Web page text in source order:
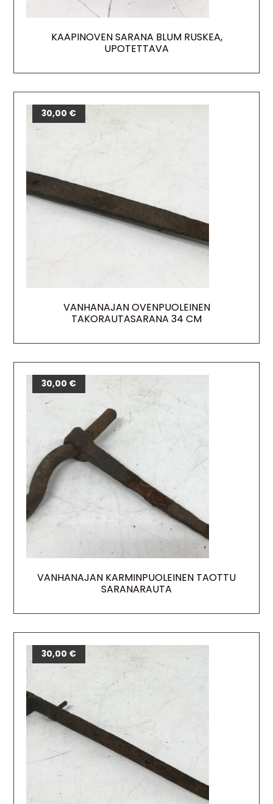
KAAPINOVEN SARANA BLUM RUSKEA,
UPOTETTAVA
VANHANAJAN OVENPUOLEINEN
TAKORAUTASARANA 34 CM
30,00 €
VANHANAJAN KARMINPUOLEINEN TAOTTU
SARANARAUTA
30,00 €
30,00 €